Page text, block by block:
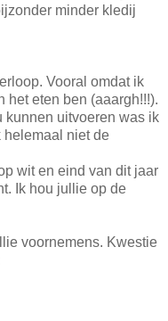
minder kledij
Vooral omdat ik
het eten ben (aaargh!!!).
kunnen uitvoeren was ik
helemaal niet de
wit en eind van dit jaar
Ik hou jullie op de
voornemens. Kwestie